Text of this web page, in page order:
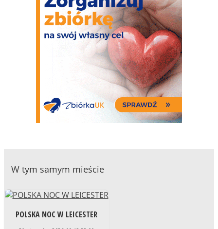
W tym samym mieście
POLSKA NOC W LEICESTER